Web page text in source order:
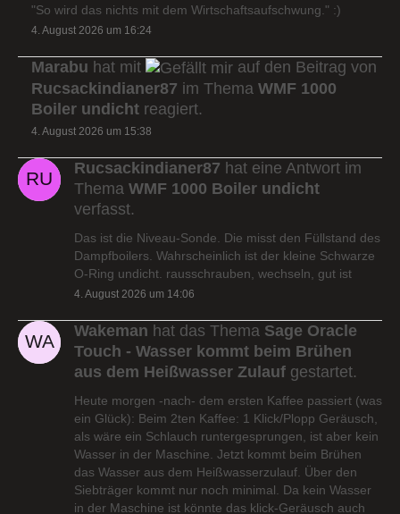
"So wird das nichts mit dem Wirtschaftsaufschwung." :)
4. August 2026 um 16:24
Marabu hat mit
auf den Beitrag von
Rucsackindianer87 im Thema WMF 1000
Boiler undicht reagiert.
4. August 2026 um 15:38
Rucsackindianer87 hat eine Antwort im
Thema WMF 1000 Boiler undicht
verfasst.
Das ist die Niveau-Sonde. Die misst den Füllstand des
Dampfboilers. Wahrscheinlich ist der kleine Schwarze
O-Ring undicht. rausschrauben, wechseln, gut ist
4. August 2026 um 14:06
Wakeman hat das Thema Sage Oracle
Touch - Wasser kommt beim Brühen
aus dem Heißwasser Zulauf gestartet.
Heute morgen -nach- dem ersten Kaffee passiert (was
ein Glück): Beim 2ten Kaffee: 1 Klick/Plopp Geräusch,
als wäre ein Schlauch runtergesprungen, ist aber kein
Wasser in der Maschine. Jetzt kommt beim Brühen
das Wasser aus dem Heißwasserzulauf. Über den
Siebträger kommt nur noch minimal. Da kein Wasser
in der Maschine ist könnte das klick-Geräusch auch